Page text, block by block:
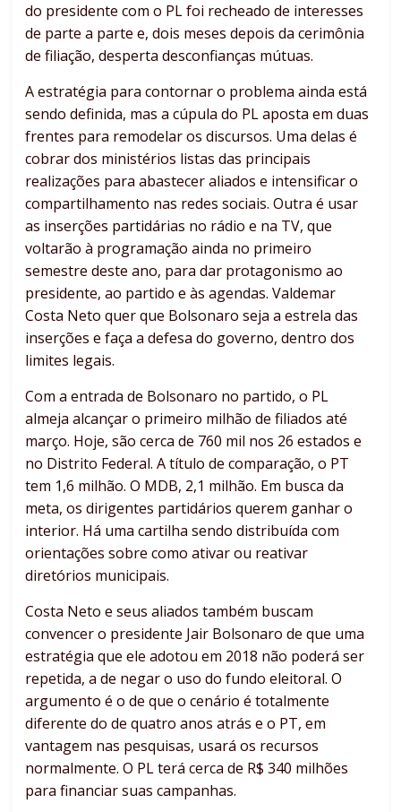
do presidente com o PL foi recheado de interesses
de parte a parte e, dois meses depois da cerimônia
de filiação, desperta desconfianças mútuas.
A estratégia para contornar o problema ainda está
sendo definida, mas a cúpula do PL aposta em duas
frentes para remodelar os discursos. Uma delas é
cobrar dos ministérios listas das principais
realizações para abastecer aliados e intensificar o
compartilhamento nas redes sociais. Outra é usar
as inserções partidárias no rádio e na TV, que
voltarão à programação ainda no primeiro
semestre deste ano, para dar protagonismo ao
presidente, ao partido e às agendas. Valdemar
Costa Neto quer que Bolsonaro seja a estrela das
inserções e faça a defesa do governo, dentro dos
limites legais.
Com a entrada de Bolsonaro no partido, o PL
almeja alcançar o primeiro milhão de filiados até
março. Hoje, são cerca de 760 mil nos 26 estados e
no Distrito Federal. A título de comparação, o PT
tem 1,6 milhão. O MDB, 2,1 milhão. Em busca da
meta, os dirigentes partidários querem ganhar o
interior. Há uma cartilha sendo distribuída com
orientações sobre como ativar ou reativar
diretórios municipais.
Costa Neto e seus aliados também buscam
convencer o presidente Jair Bolsonaro de que uma
estratégia que ele adotou em 2018 não poderá ser
repetida, a de negar o uso do fundo eleitoral. O
argumento é o de que o cenário é totalmente
diferente do de quatro anos atrás e o PT, em
vantagem nas pesquisas, usará os recursos
normalmente. O PL terá cerca de R$ 340 milhões
para financiar suas campanhas.